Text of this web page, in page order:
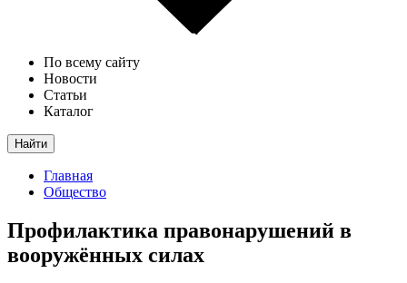
По всему сайту
Новости
Статьи
Каталог
Найти
Главная
Общество
Профилактика правонарушений в
вооружённых силах